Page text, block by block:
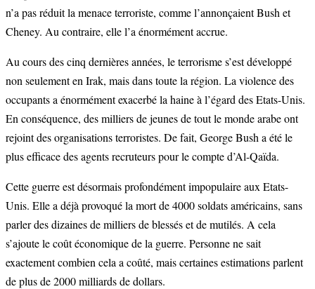
n’a pas réduit la menace terroriste, comme l’annonçaient Bush et
Cheney. Au contraire, elle l’a énormément accrue.
Au cours des cinq dernières années, le terrorisme s’est développé
non seulement en Irak, mais dans toute la région. La violence des
occupants a énormément exacerbé la haine à l’égard des Etats-Unis.
En conséquence, des milliers de jeunes de tout le monde arabe ont
rejoint des organisations terroristes. De fait, George Bush a été le
plus efficace des agents recruteurs pour le compte d’Al-Qaïda.
Cette guerre est désormais profondément impopulaire aux Etats-
Unis. Elle a déjà provoqué la mort de 4000 soldats américains, sans
parler des dizaines de milliers de blessés et de mutilés. A cela
s’ajoute le coût économique de la guerre. Personne ne sait
exactement combien cela a coûté, mais certaines estimations parlent
de plus de 2000 milliards de dollars.